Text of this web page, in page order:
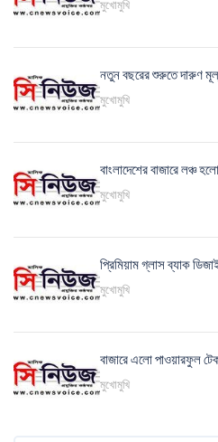
মুখোমুখি
নতুন বছরের শুরুতে দারুণ
মুখোমুখি
বাংলাদেশের বাজারে লঞ্চ
মুখোমুখি
প্রিমিয়াম গ্লাস ব্যাক
মুখোমুখি
বাজারে এলো পাওয়ারফুল
মুখোমুখি